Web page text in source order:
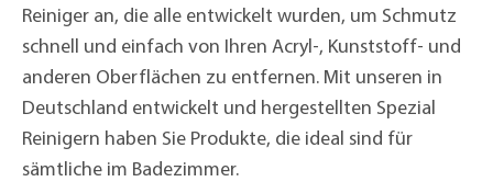
Reiniger an, die alle entwickelt wurden, um Schmutz
schnell und einfach von Ihren Acryl-, Kunststoff- und
anderen Oberflächen zu entfernen. Mit unseren in
Deutschland entwickelt und hergestellten Spezial
Reinigern haben Sie Produkte, die ideal sind für
sämtliche im Badezimmer.